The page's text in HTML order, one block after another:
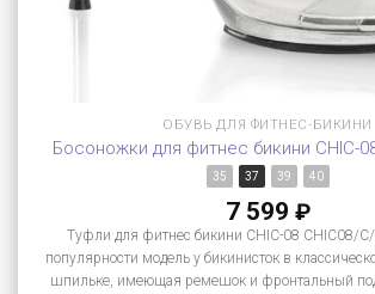
ОБУВЬ ДЛЯ ФИТНЕС-БИКИНИ
Босоножки для фитнес бикини CHIC-
35 37 39 40
7 599 ₽
Туфли для фитнес бикини CHIC-08 CHIC08/
популярности модель у бикинисток в
шпильке, имеющая ремешок и фронтальный